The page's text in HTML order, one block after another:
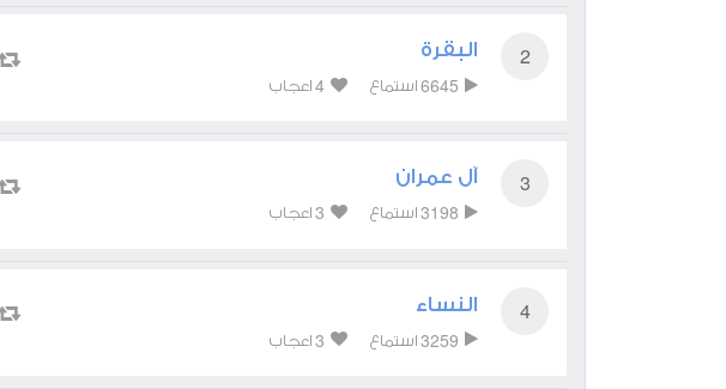
2 البقرة
6645 استماع 4 اعجاب
3 آل عمران
3198 استماع 3 اعجاب
4 النساء
3259 استماع 3 اعجاب